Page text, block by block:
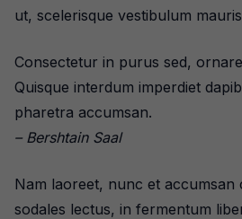
ut, scelerisque vestibulum
Consectetur in purus sed,
Quisque interdum imperdiet
pharetra accumsan.
– Bershtain Saal
Nam laoreet, nunc et accumsan
sodales lectus, in fermentum